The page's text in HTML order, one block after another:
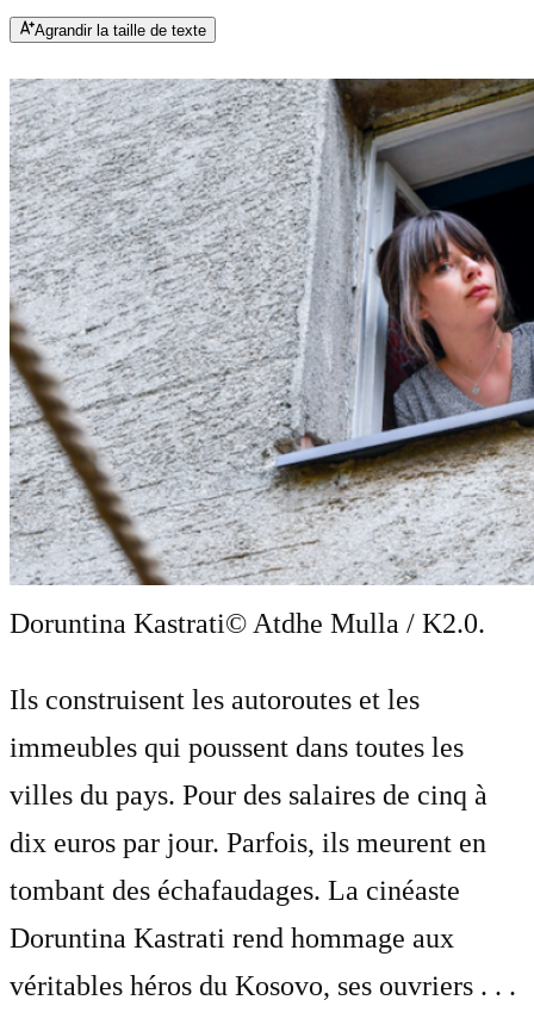
Agrandir la taille de texte
Doruntina Kastrati© Atdhe Mulla / K2.0.
Ils construisent les autoroutes et les
immeubles qui poussent dans toutes les
villes du pays. Pour des salaires de cinq à
dix euros par jour. Parfois, ils meurent en
tombant des échafaudages. La cinéaste
Doruntina Kastrati rend hommage aux
véritables héros du Kosovo, ses ouvriers . . .